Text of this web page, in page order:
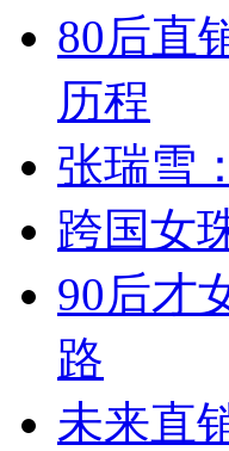
80后直
历程
张瑞雪
跨国女
90后才
路
未来直